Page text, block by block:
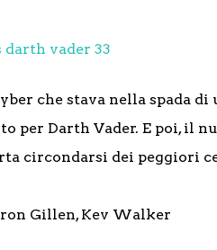
che stava nella spada di
per Darth Vader. E poi, il
circondarsi dei peggiori
Gillen, Kev Walker